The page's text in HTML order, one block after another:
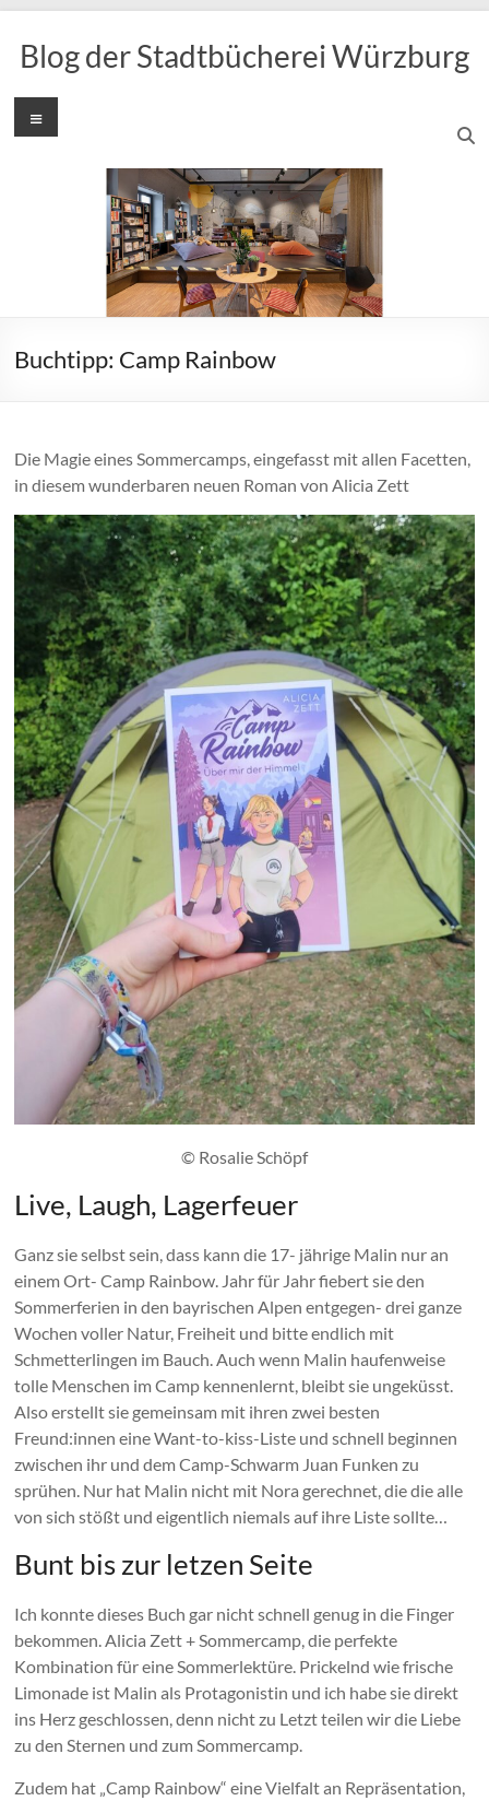
Inhalt
springen
Blog der Stadtbücherei Würzburg
Menü
Buchtipp: Camp Rainbow
Die Magie eines Sommercamps, eingefasst mit allen Facetten,
in diesem wunderbaren neuen Roman von Alicia Zett
© Rosalie Schöpf
Live, Laugh, Lagerfeuer
Ganz sie selbst sein, dass kann die 17- jährige Malin nur an
einem Ort- Camp Rainbow. Jahr für Jahr fiebert sie den
Sommerferien in den bayrischen Alpen entgegen- drei ganze
Wochen voller Natur, Freiheit und bitte endlich mit
Schmetterlingen im Bauch. Auch wenn Malin haufenweise
tolle Menschen im Camp kennenlernt, bleibt sie ungeküsst.
Also erstellt sie gemeinsam mit ihren zwei besten
Freund:innen eine Want-to-kiss-Liste und schnell beginnen
zwischen ihr und dem Camp-Schwarm Juan Funken zu
sprühen. Nur hat Malin nicht mit Nora gerechnet, die die alle
von sich stößt und eigentlich niemals auf ihre Liste sollte…
Bunt bis zur letzen Seite
Ich konnte dieses Buch gar nicht schnell genug in die Finger
bekommen. Alicia Zett + Sommercamp, die perfekte
Kombination für eine Sommerlektüre. Prickelnd wie frische
Limonade ist Malin als Protagonistin und ich habe sie direkt
ins Herz geschlossen, denn nicht zu Letzt teilen wir die Liebe
zu den Sternen und zum Sommercamp.
Zudem hat „Camp Rainbow“ eine Vielfalt an Repräsentation,